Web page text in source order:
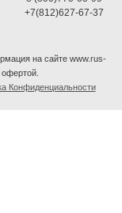
+7(812)627-67-37
на сайте www.rus-
Конфиденциальности